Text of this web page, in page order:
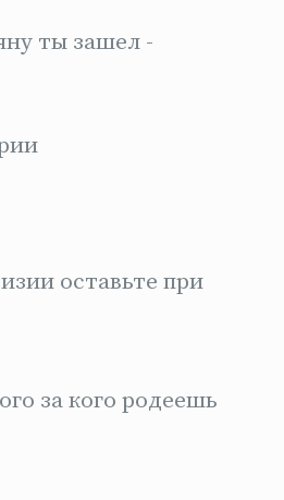
ты зашел -
оставьте при
за кого родеешь